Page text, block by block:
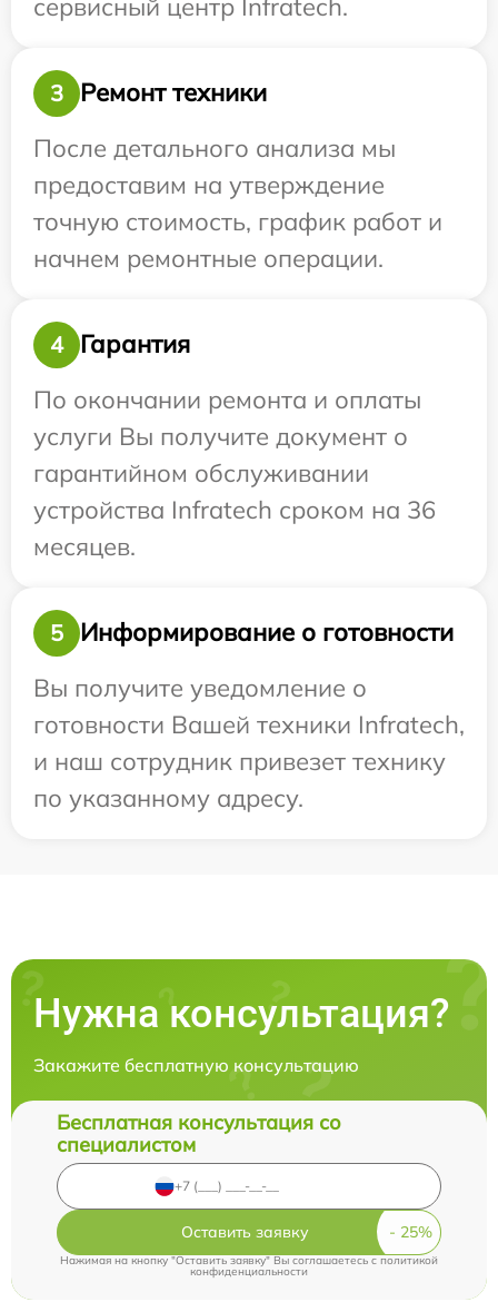
сервисный центр Infratech.
3
Ремонт техники
После детального анализа мы
предоставим на утверждение
точную стоимость, график работ и
начнем ремонтные операции.
4
Гарантия
По окончании ремонта и оплаты
услуги Вы получите документ о
гарантийном обслуживании
устройства Infratech сроком на 36
месяцев.
5
Информирование о готовности
Вы получите уведомление о
готовности Вашей техники Infratech,
и наш сотрудник привезет технику
по указанному адресу.
Нужна консультация?
Закажите бесплатную консультацию
Бесплатная консультация со
специалистом
Оставить заявку
Нажимая на кнопку "Оставить заявку" Вы соглашаетесь cполитикой
конфиденциальности